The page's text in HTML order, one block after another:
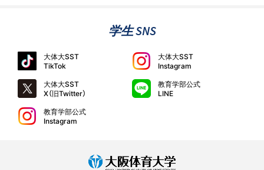
学生 SNS
大体大SST
TikTok
大体大SST
Instagram
大体大SST
X（旧Twitter）
教育学部公式
LINE
教育学部公式
Instagram